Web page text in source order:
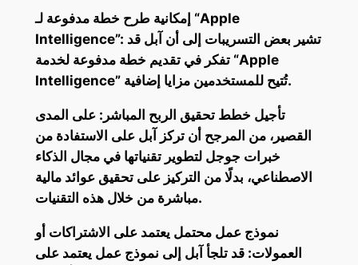
إمكانية طرح خطة مدفوعة لـ “Apple
Intelligence”: تشير بعض التسريبات إلى أن آبل قد
تفكر في تقديم خطة مدفوعة لخدمة “Apple
Intelligence” تُتيح للمستخدمين مزايا إضافية.
تأجيل خطط تحقيق الربح المباشر: على المدى
القصير، من المرجح أن تركز آبل على الاستفادة من
خبرات جوجل لتطوير تقنياتها في مجال الذكاء
الاصطناعي، بدلًا من التركيز على تحقيق عوائد مالية
مباشرة من خلال هذه التقنيات.
نموذج عمل محتمل يعتمد على الاشتراكات أو
العمولات: قد تلجأ آبل إلى نموذج عمل يعتمد على